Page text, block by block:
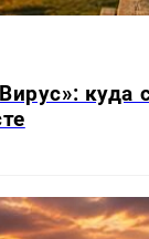
куда